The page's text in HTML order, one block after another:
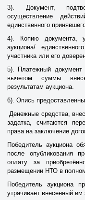
3). Документ,
осуществление
единственного
4). Копию документа,
аукциона/
участника или его
5). Платежный
вычетом суммы
результатам аукциона.
6). Опись
Денежные средства,
задатка, считаются
права на заключение
Победитель аукциона
после опубликования
оплату за
размещении НТО в
Победитель аукциона
утрачивает внесенный им